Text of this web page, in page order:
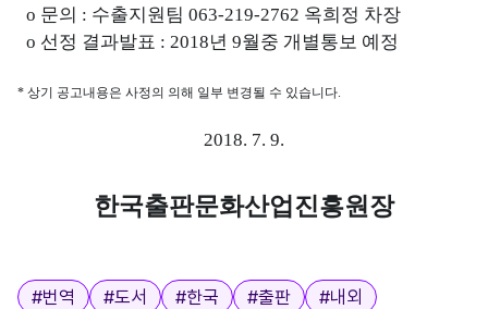
o 문의 : 수출지원팀 063-219-2762 옥희정 차장
o 선정 결과발표 : 2018년 9월중 개별통보 예정
* 상기 공고내용은 사정의 의해 일부 변경될 수 있습니다.
2018. 7. 9.
한국출판문화산업진흥원장
태그
#번역 #도서 #한국 #출판 #내외